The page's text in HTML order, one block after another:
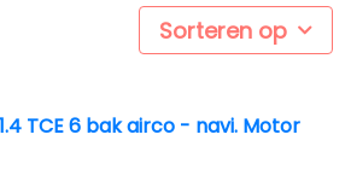
Sorteren op